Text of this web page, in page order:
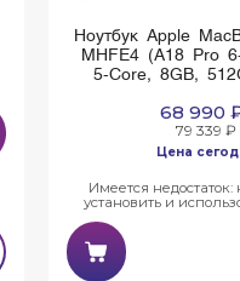
Ноутбук Apple
MHFE4 (A18 Pro
5-Core, 8GB,
68 990
79 339 ₽
Цена
Имеется
установить и